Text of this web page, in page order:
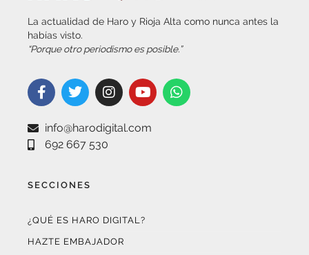
La actualidad de Haro y Rioja Alta como nunca antes la
habías visto.
“Porque otro periodismo es posible.”
info@harodigital.com
692 667 530
SECCIONES
¿QUÉ ES HARO DIGITAL?
HAZTE EMBAJADOR